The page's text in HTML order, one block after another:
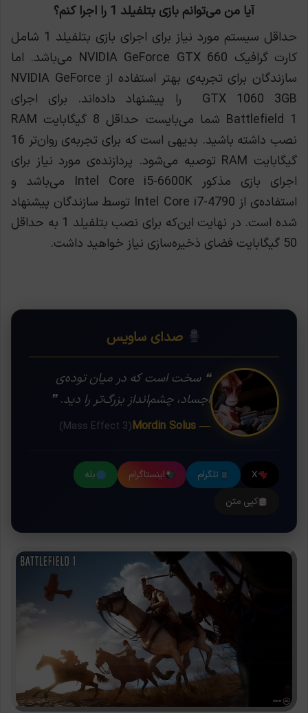
آیا من می‌توانم بازی بتلفیلد 1 را اجرا کنم؟
حداقل سیستم مورد نیاز برای اجرای بازی بتلفیلد 1 شامل
کارت گرافیک NVIDIA GeForce GTX 660 می‌باشد. اما
سازندگان برای تجربه‌ی بهتر استفاده از NVIDIA GeForce
GTX 1060 3GB را پیشنهاد داده‌اند. برای اجرای
Battlefield 1 شما می‌بایست حداقل 8 گیگابایت RAM
نصب داشته باشید. بديهی است که برای تجربه‌ی روان‌تر 16
گيگابايت RAM توصیه می‌شود. پردازنده‌ی مورد نیاز برای
اجرای بازی مذکور Intel Core i5-6600K می‌باشد و
استفاده‌ی از Intel Core i7-4790 توسط سازندگان پیشنهاد
شده است. در نهایت این‌که برای نصب بتلفیلد 1 به حداقل
50 گیگابایت فضای ذخیره‌سازی نیاز خواهید داشت.
صدای ساویس
❝ سخت است که در میان توده‌ی
اجساد، چشم‌انداز بزرگ‌تر را دید. ❞
— Mordin Solus
(Mass Effect 3)
X تلگرام اینستاگرام
بله
کپی متن